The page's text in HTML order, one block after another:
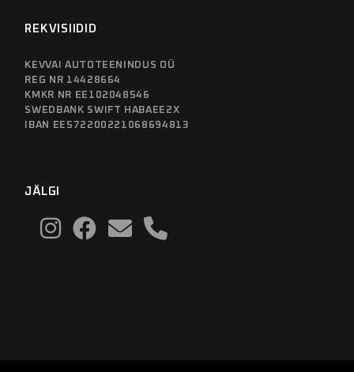
REKVISIIDID
KEVVAI AUTOTEENINDUS OÜ
REG NR 14428664
KMKR NR EE102048546
SWEDBANK SWIFT HABAEE2X
IBAN EE572200221068694813
JÄLGI